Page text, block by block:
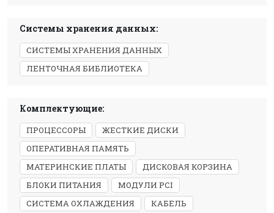
Системы хранения данных:
СИСТЕМЫ ХРАНЕНИЯ ДАННЫХ
ЛЕНТОЧНАЯ БИБЛИОТЕКА
Комплектующие:
ПРОЦЕССОРЫ
ЖЕСТКИЕ ДИСКИ
ОПЕРАТИВНАЯ ПАМЯТЬ
МАТЕРИНСКИЕ ПЛАТЫ
ДИСКОВАЯ КОРЗИНА
БЛОКИ ПИТАНИЯ
МОДУЛИ PCI
СИСТЕМА ОХЛАЖДЕНИЯ
КАБЕЛЬ